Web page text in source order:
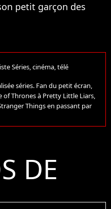
petit garçon des
Séries, cinéma, télé
séries. Fan du petit écran,
of Thrones à Pretty Little Liars,
Things en passant par
DE